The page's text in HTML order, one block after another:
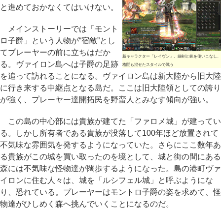
新キャラクター「レイヴン」。細剣と銃を使いこなし、
格闘も混ぜたスタイルで戦う
と進めておかなくてはいけない。
メインストーリーでは「モント
ロ子爵」という人物が“宿敵”とし
てプレーヤーの前に立ちはだか
る。ヴァイロン島へは子爵の足跡
を追って訪れることになる。ヴァイロン島は新大陸から旧大陸
に行き来する中継点となる島だ。ここは旧大陸領としての誇り
が強く、プレーヤー達開拓民を野蛮人とみなす傾向が強い。
この島の中心部には貴族が建てた「ファロメ城」が建ってい
る。しかし所有者である貴族が没落して100年ほど放置されて
不気味な雰囲気を発するようになっていた。さらにここ数年あ
る貴族がこの城を買い取ったのを境として、城と街の間にある
森には不気味な怪物達が闊歩するようになった。島の港町ヴァ
イロンに住む人々は、城を「ルシフェル城」と呼ぶようにな
り、恐れている。プレーヤーはモントロ子爵の姿を求めて、怪
物達がひしめく森へ挑んでいくことになるのだ。